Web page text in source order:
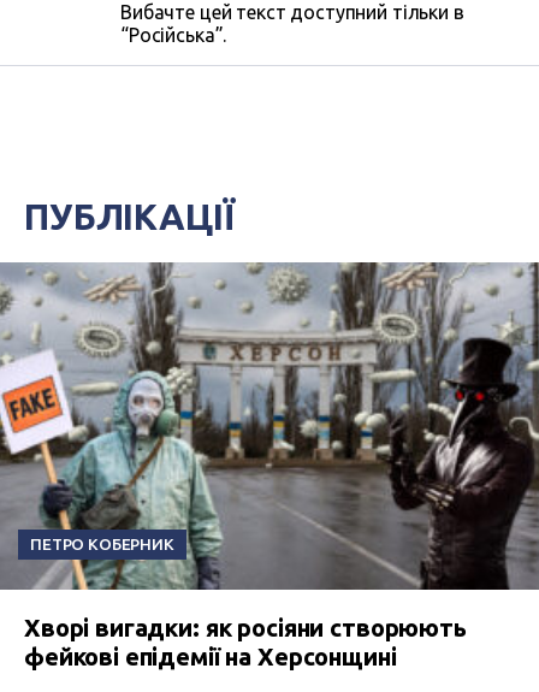
Вибачте цей текст доступний тільки в
“Російська”.
ПУБЛІКАЦІЇ
ПЕТРО КОБЕРНИК
Хворі вигадки: як росіяни створюють
фейкові епідемії на Херсонщині